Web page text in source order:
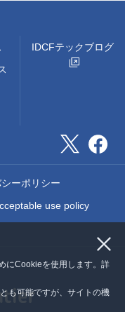
にCookieを使用します。詳
も可能ですが、サイトの機
IDCFテックブログ
ーポリシー
use policy